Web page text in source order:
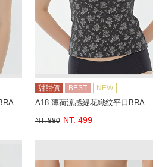
A18.薄荷涼感緹花織紋平口BRA背心
甜甜價 BEST NEW
A18.薄荷涼感緹花織紋平口BRA背心
NT. 880 NT. 499